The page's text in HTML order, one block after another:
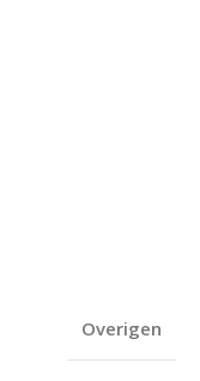
Overigen